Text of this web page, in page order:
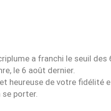
a franchi le seuil des
le 6 août dernier.
heureuse de votre fidélité
porter.